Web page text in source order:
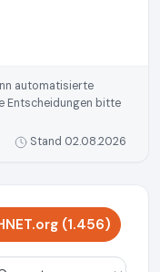
automatisierte
Entscheidungen bitte
Stand 02.08.2026
(1.456)